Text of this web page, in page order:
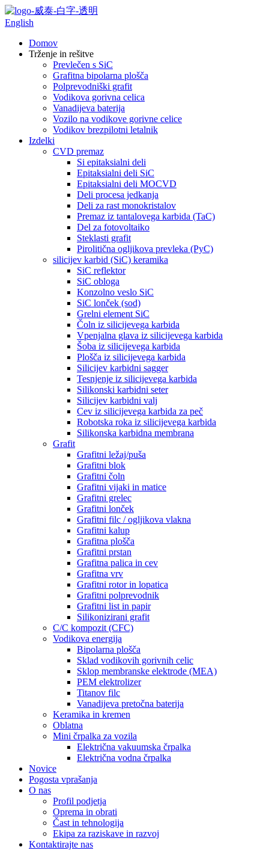
English
Domov
Trženje in rešitve
Prevlečen s SiC
Grafitna bipolarna plošča
Polprevodniški grafit
Vodikova gorivna celica
Vanadijeva baterija
Vozilo na vodikove gorivne celice
Vodikov brezpilotni letalnik
Izdelki
CVD premaz
Si epitaksialni deli
Epitaksialni deli SiC
Epitaksialni deli MOCVD
Deli procesa jedkanja
Deli za rast monokristalov
Premaz iz tantalovega karbida (TaC)
Del za fotovoltaiko
Steklasti grafit
Pirolitična ogljikova prevleka (PyC)
silicijev karbid (SiC) keramika
SiC reflektor
SiC obloga
Konzolno veslo SiC
SiC lonček (sod)
Grelni element SiC
Čoln iz silicijevega karbida
Vpenjalna glava iz silicijevega karbida
Šoba iz silicijevega karbida
Plošča iz silicijevega karbida
Silicijev karbidni sagger
Tesnjenje iz silicijevega karbida
Silikonski karbidni seter
Silicijev karbidni valj
Cev iz silicijevega karbida za peč
Robotska roka iz silicijevega karbida
Silikonska karbidna membrana
Grafit
Grafitni ležaj/puša
Grafitni blok
Grafitni čoln
Grafitni vijaki in matice
Grafitni grelec
Grafitni lonček
Grafitni filc / ogljikova vlakna
Grafitni kalup
Grafitna plošča
Grafitni prstan
Grafitna palica in cev
Grafitna vrv
Grafitni rotor in lopatica
Grafitni polprevodnik
Grafitni list in papir
Silikonizirani grafit
C/C kompozit (CFC)
Vodikova energija
Bipolarna plošča
Sklad vodikovih gorivnih celic
Sklop membranske elektrode (MEA)
PEM elektrolizer
Titanov filc
Vanadijeva pretočna baterija
Keramika in kremen
Oblatna
Mini črpalka za vozila
Električna vakuumska črpalka
Električna vodna črpalka
Novice
Pogosta vprašanja
O nas
Profil podjetja
Oprema in obrati
Čast in tehnologija
Ekipa za raziskave in razvoj
Kontaktirajte nas